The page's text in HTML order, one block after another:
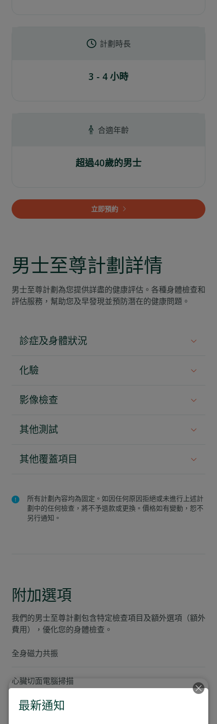
男士至尊計劃詳情
男士至尊計劃為您提供詳盡的健康評估。各種身體檢查和
評估服務，幫助您及早發現並預防潛在的健康問題。
診症及身體狀況
由醫生進行詳細身體檢查
診
化驗
全面血球統計
肝功能測試
腎功能測試
維他命 D
乳酸去氫酵素 (LDH)
甲型肝炎抗體測試 (HAV Ab)
乙型肝炎抗原測試 (HBsAg)
乙型肝炎抗體測試 (HBsAb)
尿液常規分析
影像檢查
上腹部肝膽超聲波掃描
骨質密度掃描
其他測試
心臟耐力測試
踝肱血壓指數 (ABPI, 適用於40歲或 以上的人士)
排尿流動量
其他覆蓋項目
提供房內送餐服務
醫生報告，包括總結及醫生建議
所有計劃內容均為固定。如因任何原因拒絕或未進行上述計
劃中的任何檢查，將不予退款或更換。價格如有變動，恕不
另行通知。
計劃時長
3 - 4 小時
合適年齡
超過40歲的男士
立即預約
附加選項
我們的男士至尊計劃包含特定檢查項目及額外選項（額外
費用），優化您的身體檢查。
全身磁力共振
心臟切面電腦掃描
冠狀動脈電腦掃描血管造影
最新通知